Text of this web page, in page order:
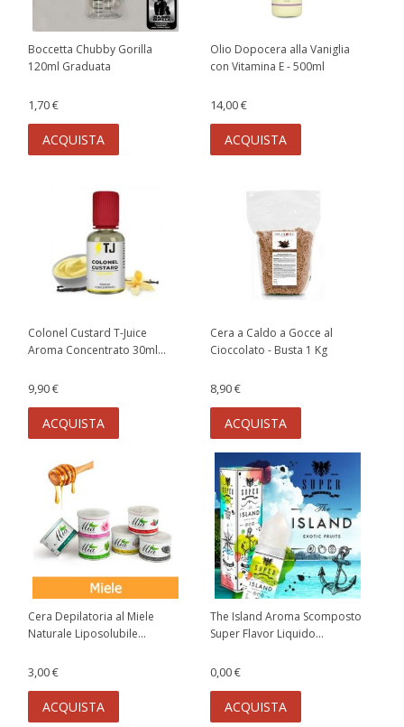
Boccetta Chubby Gorilla
120ml Graduata
1,70 €
ACQUISTA
Olio Dopocera alla Vaniglia
con Vitamina E - 500ml
14,00 €
ACQUISTA
Colonel Custard T-Juice
Aroma Concentrato 30ml...
9,90 €
ACQUISTA
Cera a Caldo a Gocce al
Cioccolato - Busta 1 Kg
8,90 €
ACQUISTA
Cera Depilatoria al Miele
Naturale Liposolubile...
3,00 €
ACQUISTA
The Island Aroma Scomposto
Super Flavor Liquido...
0,00 €
ACQUISTA